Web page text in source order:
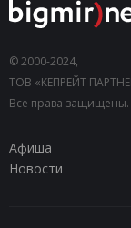
© 2000-2024,
ТОВ «КЕПРЕЙТ
Все права защищены.
Афиша
Новости